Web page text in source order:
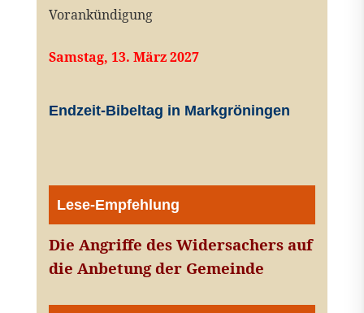
Vorankündigung
Samstag, 13. März 2027
Endzeit-Bibeltag in Markgröningen
Lese-Empfehlung
Die Angriffe des Widersachers auf
die Anbetung der Gemeinde